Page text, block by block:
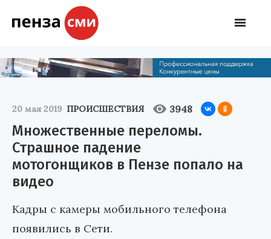
20 мая 2019 ПРОИСШЕСТВИЯ 3948
Множественные переломы.
Страшное падение
мотогонщиков в Пензе попало на
видео
Кадры с камеры мобильного телефона
появились в Сети.